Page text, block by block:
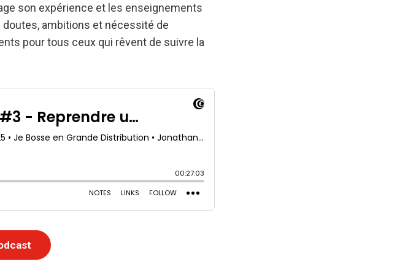
son expérience et les enseignements
ambitions et nécessité de
pour tous ceux qui rêvent de suivre la